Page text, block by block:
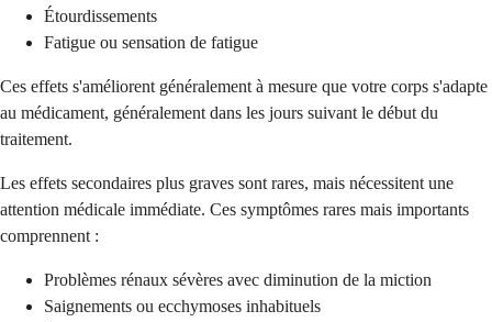
Étourdissements
Fatigue ou sensation de fatigue
Ces effets s'améliorent généralement à mesure que votre corps s'adapte
au médicament, généralement dans les jours suivant le début du
traitement.
Les effets secondaires plus graves sont rares, mais nécessitent une
attention médicale immédiate. Ces symptômes rares mais importants
comprennent :
Problèmes rénaux sévères avec diminution de la miction
Saignements ou ecchymoses inhabituels